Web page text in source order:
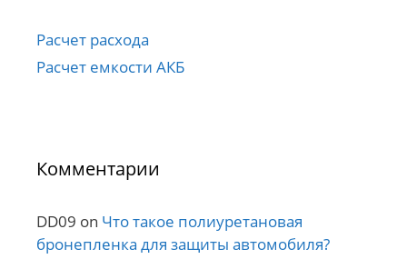
Расчет расхода
Расчет емкости АКБ
Комментарии
DD09 on Что такое полиуретановая
бронепленка для защиты автомобиля?